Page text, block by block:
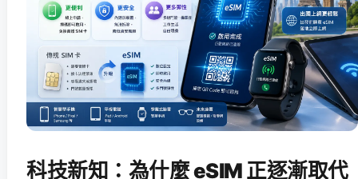
科技新知：為什麼 eSIM 正逐漸取代